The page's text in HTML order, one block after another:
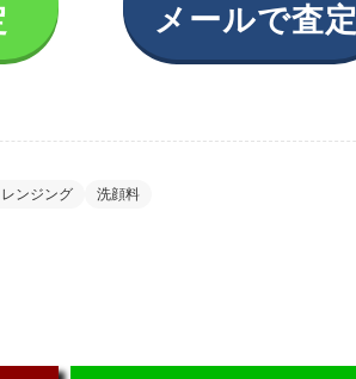
メールで査定
ンジング 洗顔料